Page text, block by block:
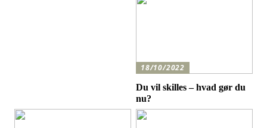
18/10/2022
Du vil skilles – hvad gør du
nu?